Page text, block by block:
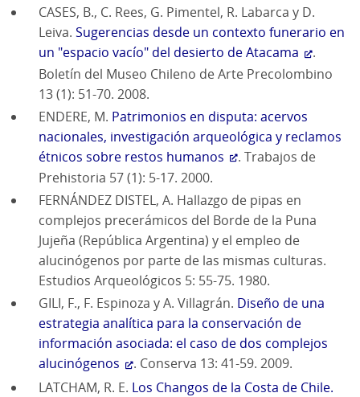
CASES, B., C. Rees, G. Pimentel, R. Labarca y D.
Leiva. Sugerencias desde un contexto funerario en
un "espacio vacío" del desierto de Atacama
.
Boletín del Museo Chileno de Arte Precolombino
13 (1): 51-70. 2008.
ENDERE, M. Patrimonios en disputa: acervos
nacionales, investigación arqueológica y reclamos
étnicos sobre restos humanos
. Trabajos de
Prehistoria 57 (1): 5-17. 2000.
FERNÁNDEZ DISTEL, A. Hallazgo de pipas en
complejos precerámicos del Borde de la Puna
Jujeña (República Argentina) y el empleo de
alucinógenos por parte de las mismas culturas.
Estudios Arqueológicos 5: 55-75. 1980.
GILI, F., F. Espinoza y A. Villagrán. Diseño de una
estrategia analítica para la conservación de
información asociada: el caso de dos complejos
alucinógenos
. Conserva 13: 41-59. 2009.
LATCHAM, R. E. Los Changos de la Costa de Chile.